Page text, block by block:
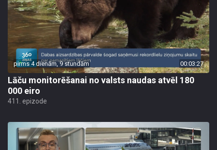
pirms 4 dienām, 9 stundām 00:03:27
Lāču monitorēšanai no valsts naudas atvēl 180
000 eiro
411. epizode